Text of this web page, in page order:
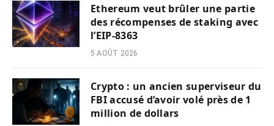
Ethereum veut brûler une partie
des récompenses de staking avec
l’EIP-8363
5 AOÛT 2026
Crypto : un ancien superviseur du
FBI accusé d’avoir volé près de 1
million de dollars